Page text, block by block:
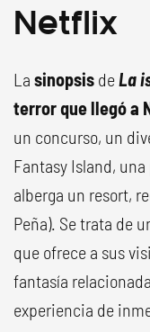
Netflix
La sinopsis deLa
terror que llegó a
un concurso, un
Fantasy Island,
alberga un resort,
Peña). Se trata de
que ofrece a sus
fantasía
experiencia de